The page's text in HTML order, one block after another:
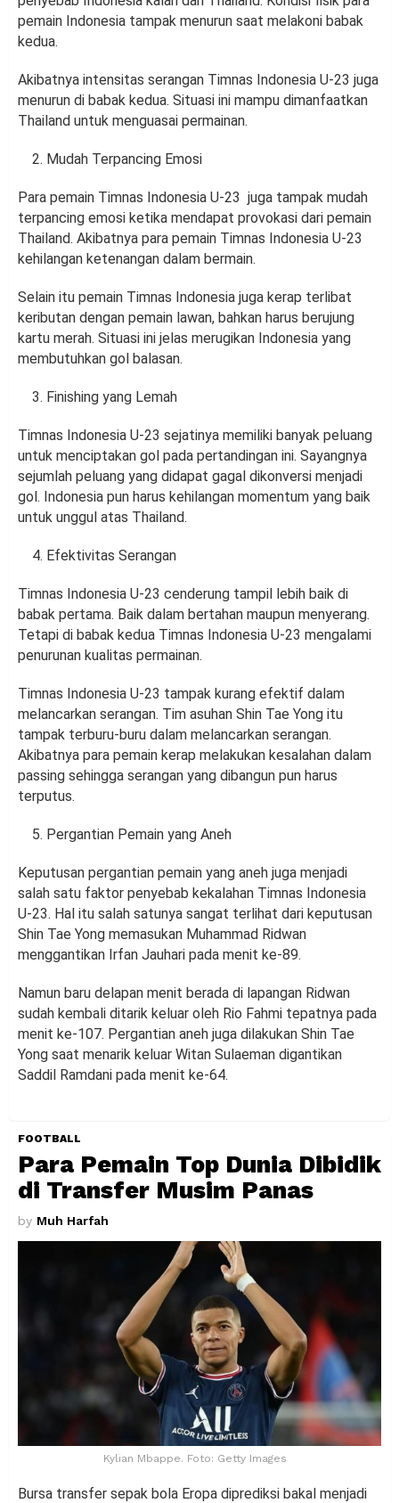
pemain Indonesia tampak menurun saat melakoni babak
kedua.
Akibatnya intensitas serangan Timnas Indonesia U-23 juga
menurun di babak kedua. Situasi ini mampu dimanfaatkan
Thailand untuk menguasai permainan.
Mudah Terpancing Emosi
Para pemain Timnas Indonesia U-23 juga tampak mudah
terpancing emosi ketika mendapat provokasi dari pemain
Thailand. Akibatnya para pemain Timnas Indonesia U-23
kehilangan ketenangan dalam bermain.
Selain itu pemain Timnas Indonesia juga kerap terlibat
keributan dengan pemain lawan, bahkan harus berujung
kartu merah. Situasi ini jelas merugikan Indonesia yang
membutuhkan gol balasan.
Finishing yang Lemah
Timnas Indonesia U-23 sejatinya memiliki banyak peluang
untuk menciptakan gol pada pertandingan ini. Sayangnya
sejumlah peluang yang didapat gagal dikonversi menjadi
gol. Indonesia pun harus kehilangan momentum yang baik
untuk unggul atas Thailand.
Efektivitas Serangan
Timnas Indonesia U-23 cenderung tampil lebih baik di
babak pertama. Baik dalam bertahan maupun menyerang.
Tetapi di babak kedua Timnas Indonesia U-23 mengalami
penurunan kualitas permainan.
Timnas Indonesia U-23 tampak kurang efektif dalam
melancarkan serangan. Tim asuhan Shin Tae Yong itu
tampak terburu-buru dalam melancarkan serangan.
Akibatnya para pemain kerap melakukan kesalahan dalam
passing sehingga serangan yang dibangun pun harus
terputus.
Pergantian Pemain yang Aneh
Keputusan pergantian pemain yang aneh juga menjadi
salah satu faktor penyebab kekalahan Timnas Indonesia
U-23. Hal itu salah satunya sangat terlihat dari keputusan
Shin Tae Yong memasukan Muhammad Ridwan
menggantikan Irfan Jauhari pada menit ke-89.
Namun baru delapan menit berada di lapangan Ridwan
sudah kembali ditarik keluar oleh Rio Fahmi tepatnya pada
menit ke-107. Pergantian aneh juga dilakukan Shin Tae
Yong saat menarik keluar Witan Sulaeman digantikan
Saddil Ramdani pada menit ke-64.
FOOTBALL
Para Pemain Top Dunia Dibidik
di Transfer Musim Panas
by Muh Harfah
Kylian Mbappe. Foto: Getty Images
Bursa transfer sepak bola Eropa diprediksi bakal menjadi